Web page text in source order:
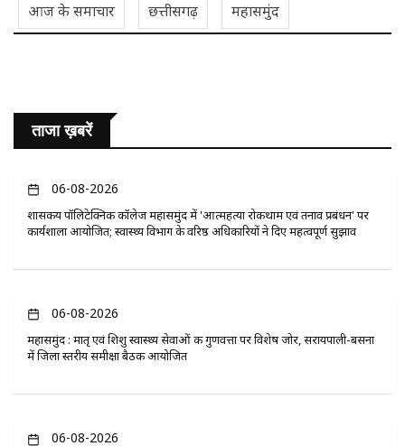
आज के समाचार छत्तीसगढ़ महासमुंद
ताजा ख़बरें
06-08-2026
​शासकीय पॉलिटेक्निक कॉलेज महासमुंद में 'आत्महत्या रोकथाम एवं तनाव प्रबंधन' पर
कार्यशाला आयोजित; स्वास्थ्य विभाग के वरिष्ठ अधिकारियों ने दिए महत्वपूर्ण सुझाव
06-08-2026
महासमुंद : मातृ एवं शिशु स्वास्थ्य सेवाओं की गुणवत्ता पर विशेष जोर, सरायपाली-बसना
में जिला स्तरीय समीक्षा बैठक आयोजित
06-08-2026